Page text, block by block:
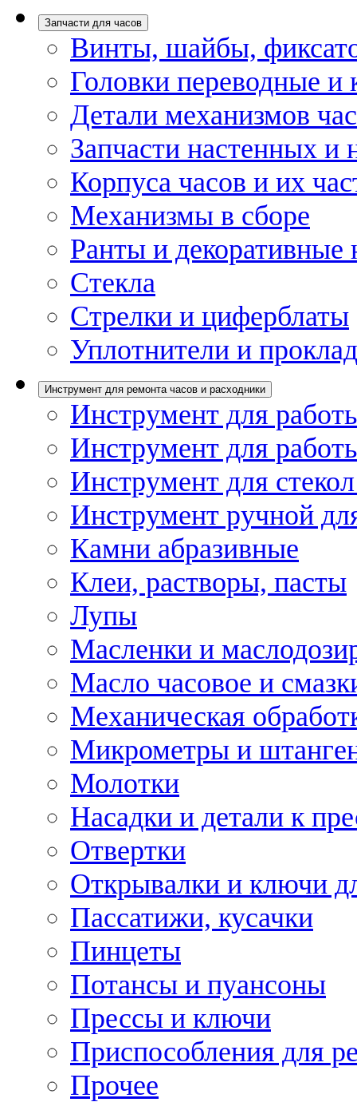
Запчасти для часов
Винты, шайбы,
Головки переводные и
Детали механизмов
Запчасти настенных и
Корпуса часов и их
Механизмы в сборе
Ранты и декоративные
Стекла
Стрелки и циферблаты
Уплотнители и
Инструмент для ремонта часов и расходники
Инструмент для
Инструмент для
Инструмент для
Инструмент ручной
Камни абразивные
Клеи, растворы, пасты
Лупы
Масленки и
Масло часовое и
Механическая
Микрометры и
Молотки
Насадки и детали к
Отвертки
Открывалки и ключи
Пассатижи, кусачки
Пинцеты
Потансы и пуансоны
Прессы и ключи
Приспособления для
Прочее